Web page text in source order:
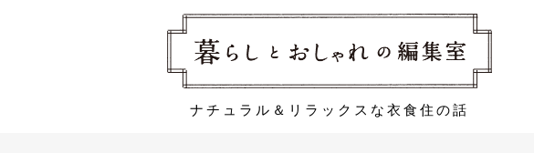
ナチュラル＆リラックスな衣食住の話